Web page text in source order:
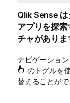
Qlik Senseは
アプリを探索
チャがありま
ナビゲーショ
のトグルを
替えることがで